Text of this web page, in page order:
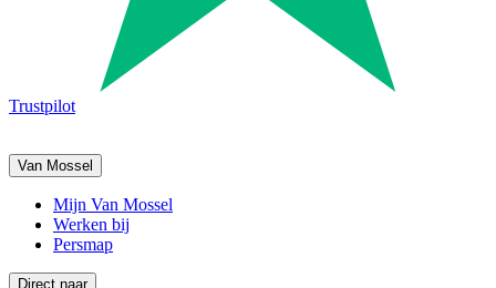
Trustpilot
Van Mossel
Mijn Van Mossel
Werken bij
Persmap
Direct naar